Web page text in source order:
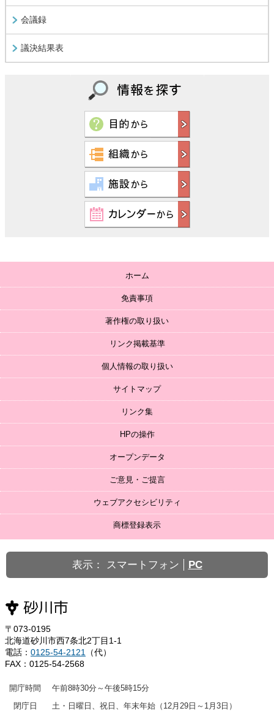
会議録
議決結果表
ホーム
免責事項
著作権の取り扱い
リンク掲載基準
個人情報の取り扱い
サイトマップ
リンク集
HPの操作
オープンデータ
ご意見・ご提言
ウェブアクセシビリティ
商標登録表示
表示： スマートフォン PC
〒073-0195
北海道砂川市西7条北2丁目1-1
電話： 0125-54-2121
（代）
FAX：0125-54-2568
開庁時間
午前8時30分～午後5時15分
閉庁日
土・日曜日、祝日、年末年始（12月29日～1月3日）